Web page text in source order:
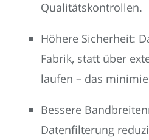
Qualitätskontrollen.
Höhere Sicherheit:
Fabrik, statt über
laufen – das
Bessere
Datenfilterung